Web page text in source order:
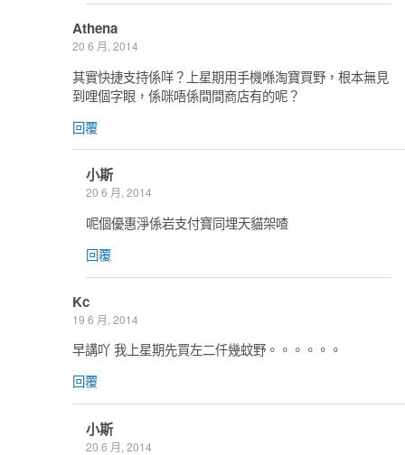
Athena
20 6 月, 2014
其實快捷支持係咩？上星期用手機喺淘寶買野，根本無見
到哩個字眼，係咪唔係間間商店有的呢？
回覆
小斯
20 6 月, 2014
呢個優惠淨係岩支付寶同埋天貓架喳
回覆
Kc
19 6 月, 2014
早講吖 我上星期先買左二仟幾蚊野。。。。。。
回覆
小斯
20 6 月, 2014